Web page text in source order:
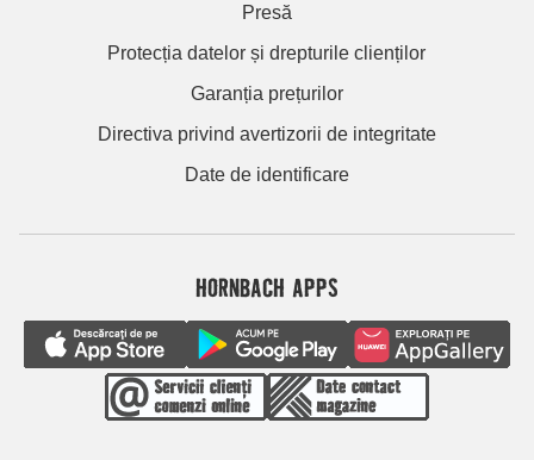
Presă
Protecția datelor și drepturile clienților
Garanția prețurilor
Directiva privind avertizorii de integritate
Date de identificare
HORNBACH APPS